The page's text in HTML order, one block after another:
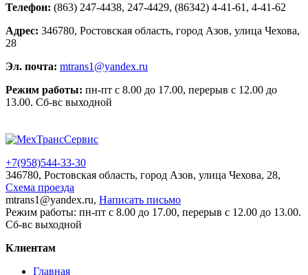
Телефон: (863) 247-4438, 247-4429, (86342) 4-41-61, 4-41-62
Адрес: 346780, Ростовская область, город Азов, улица Чехова,
28
Эл. почта: mtrans1@yandex.ru
Режим работы: пн-пт с 8.00 до 17.00, перерыв с 12.00 до
13.00. Сб-вс выходной
+7(958)544-33-30
346780, Ростовская область, город Азов, улица Чехова, 28,
Схема проезда
mtrans1@yandex.ru, Написать письмо
Режим работы: пн-пт с 8.00 до 17.00, перерыв с 12.00 до 13.00.
Сб-вс выходной
Клиентам
Главная